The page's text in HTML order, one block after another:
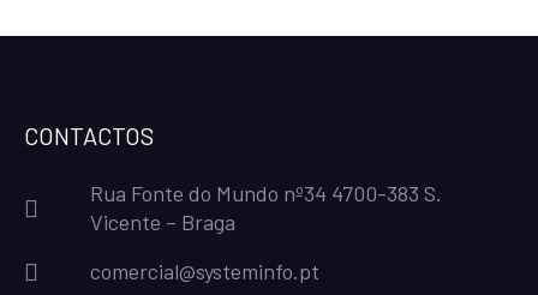
CONTACTOS
Rua Fonte do Mundo nº34 4700-383 S.
Vicente – Braga
comercial@systeminfo.pt